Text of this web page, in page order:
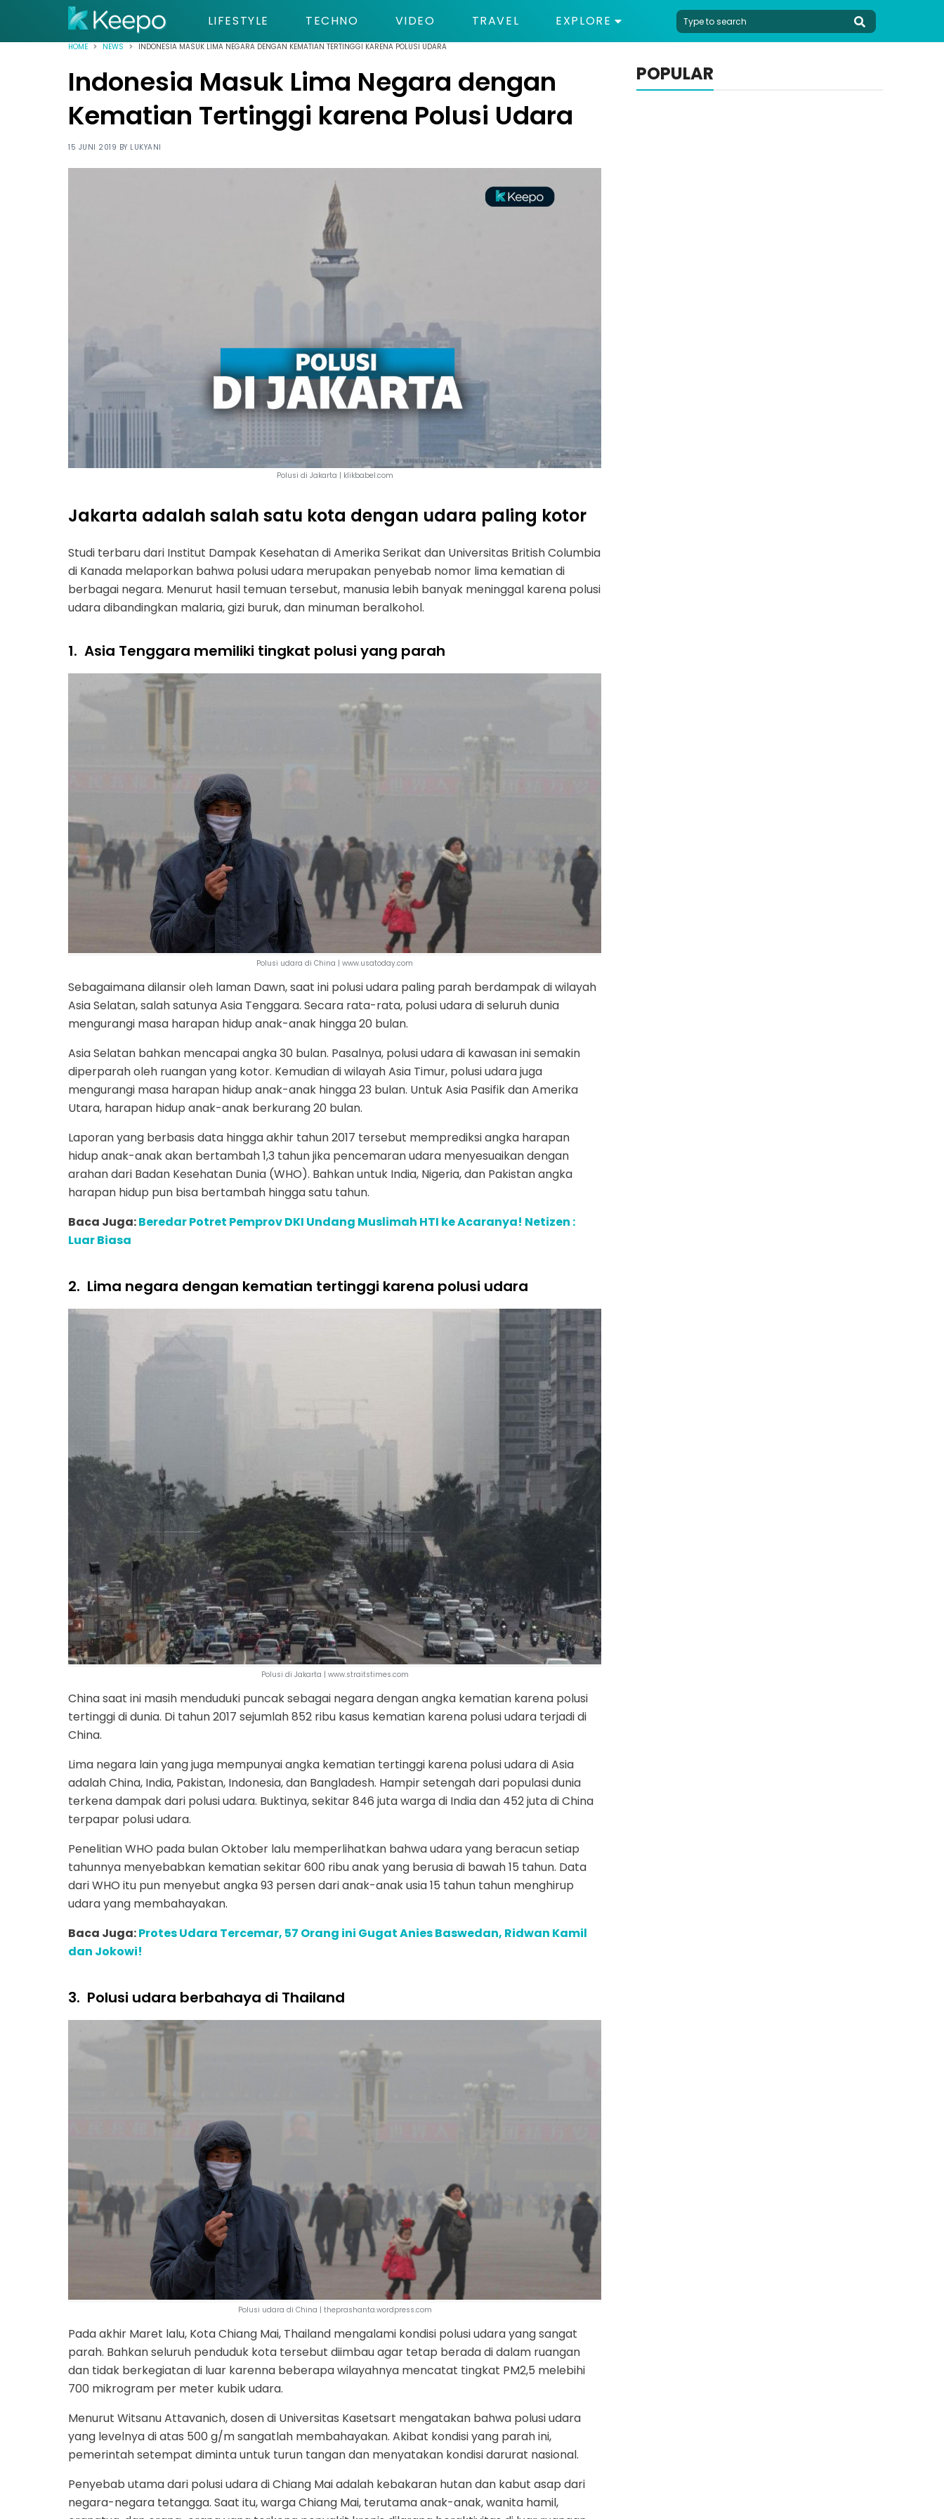
LIFESTYLE TECHNO VIDEO TRAVEL EXPLORE
HOME NEWS INDONESIA MASUK LIMA NEGARA DENGAN KEMATIAN TERTINGGI KARENA POLUSI UDARA
Indonesia Masuk Lima Negara dengan
Kematian Tertinggi karena Polusi Udara
15 JUNI 2019 BY LUKYANI
Polusi di Jakarta | klikbabel.com
Jakarta adalah salah satu kota dengan udara paling kotor
Studi terbaru dari Institut Dampak Kesehatan di Amerika Serikat dan Universitas British Columbia
di Kanada melaporkan bahwa polusi udara merupakan penyebab nomor lima kematian di
berbagai negara. Menurut hasil temuan tersebut, manusia lebih banyak meninggal karena polusi
udara dibandingkan malaria, gizi buruk, dan minuman beralkohol.
1. Asia Tenggara memiliki tingkat polusi yang parah
Polusi udara di China | www.usatoday.com
Sebagaimana dilansir oleh laman Dawn, saat ini polusi udara paling parah berdampak di wilayah
Asia Selatan, salah satunya Asia Tenggara. Secara rata-rata, polusi udara di seluruh dunia
mengurangi masa harapan hidup anak-anak hingga 20 bulan.
Asia Selatan bahkan mencapai angka 30 bulan. Pasalnya, polusi udara di kawasan ini semakin
diperparah oleh ruangan yang kotor. Kemudian di wilayah Asia Timur, polusi udara juga
mengurangi masa harapan hidup anak-anak hingga 23 bulan. Untuk Asia Pasifik dan Amerika
Utara, harapan hidup anak-anak berkurang 20 bulan.
Laporan yang berbasis data hingga akhir tahun 2017 tersebut memprediksi angka harapan
hidup anak-anak akan bertambah 1,3 tahun jika pencemaran udara menyesuaikan dengan
arahan dari Badan Kesehatan Dunia (WHO). Bahkan untuk India, Nigeria, dan Pakistan angka
harapan hidup pun bisa bertambah hingga satu tahun.
Baca Juga:Beredar Potret Pemprov DKI Undang Muslimah HTI ke Acaranya! Netizen :
Luar Biasa
2. Lima negara dengan kematian tertinggi karena polusi udara
Polusi di Jakarta | www.straitstimes.com
China saat ini masih menduduki puncak sebagai negara dengan angka kematian karena polusi
tertinggi di dunia. Di tahun 2017 sejumlah 852 ribu kasus kematian karena polusi udara terjadi di
China.
Lima negara lain yang juga mempunyai angka kematian tertinggi karena polusi udara di Asia
adalah China, India, Pakistan, Indonesia, dan Bangladesh. Hampir setengah dari populasi dunia
terkena dampak dari polusi udara. Buktinya, sekitar 846 juta warga di India dan 452 juta di China
terpapar polusi udara.
Penelitian WHO pada bulan Oktober lalu memperlihatkan bahwa udara yang beracun setiap
tahunnya menyebabkan kematian sekitar 600 ribu anak yang berusia di bawah 15 tahun. Data
dari WHO itu pun menyebut angka 93 persen dari anak-anak usia 15 tahun tahun menghirup
udara yang membahayakan.
Baca Juga:Protes Udara Tercemar, 57 Orang ini Gugat Anies Baswedan, Ridwan Kamil
dan Jokowi!
3. Polusi udara berbahaya di Thailand
Polusi udara di China | theprashanta.wordpress.com
Pada akhir Maret lalu, Kota Chiang Mai, Thailand mengalami kondisi polusi udara yang sangat
parah. Bahkan seluruh penduduk kota tersebut diimbau agar tetap berada di dalam ruangan
dan tidak berkegiatan di luar karenna beberapa wilayahnya mencatat tingkat PM2,5 melebihi
700 mikrogram per meter kubik udara.
Menurut Witsanu Attavanich, dosen di Universitas Kasetsart mengatakan bahwa polusi udara
yang levelnya di atas 500 g/m sangatlah membahayakan. Akibat kondisi yang parah ini,
pemerintah setempat diminta untuk turun tangan dan menyatakan kondisi darurat nasional.
Penyebab utama dari polusi udara di Chiang Mai adalah kebakaran hutan dan kabut asap dari
negara-negara tetangga. Saat itu, warga Chiang Mai, terutama anak-anak, wanita hamil,
POPULAR